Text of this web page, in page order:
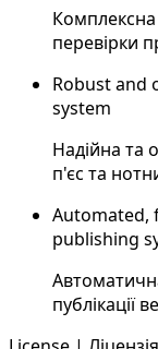
Комплексна
перевірки
Robust and
system
Надійна та
п'єс та
Automated,
publishing
публікації